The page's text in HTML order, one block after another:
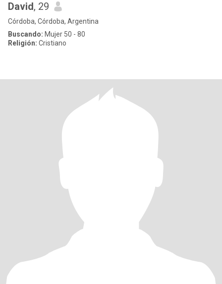
David, 29
Córdoba, Córdoba, Argentina
Buscando: Mujer 50 - 80
Religión: Cristiano